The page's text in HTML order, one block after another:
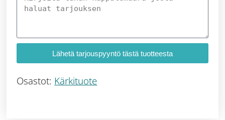
Lähetä tarjouspyyntö tästä tuotteesta
Osastot: Kärkituote